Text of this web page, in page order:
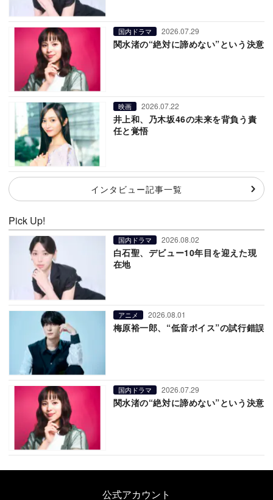
国内ドラマ 2026.07.29
関水渚の“絶対に諦めない”という決意
映画 2026.07.22
井上和、乃木坂46の未来を背負う責
任と覚悟
インタビュー記事一覧
Pick Up!
国内ドラマ 2026.08.02
白石聖、デビュー10年目を迎えた現
在地
アニメ 2026.08.01
梅原裕一郎、“低音ボイス”の試行錯誤
国内ドラマ 2026.07.29
関水渚の“絶対に諦めない”という決意
公式アカウント